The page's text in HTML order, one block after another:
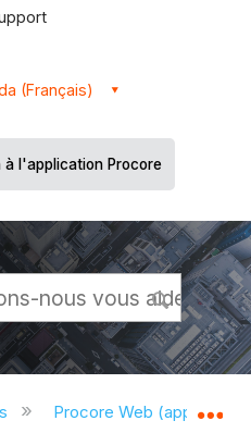
(Français)
à l'application Procore
la hiérarchie
Procore Web